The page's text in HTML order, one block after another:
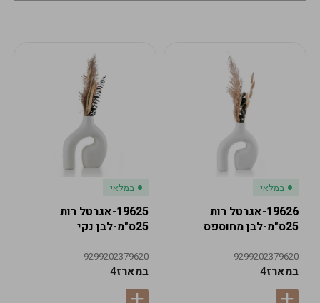
במלאי
19626-אגרטל רות
25ס"מ-לבן מחוספס
9299202379620
במארז4
במלאי
19625-אגרטל רות
25ס"מ-לבן נקי
9299202379620
במארז4
לתשלום